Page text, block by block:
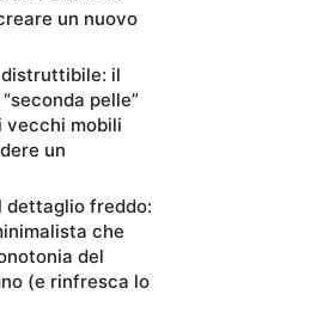
un nuovo
il
pelle”
vecchi mobili
un
dettaglio freddo:
che
del
(e rinfresca lo